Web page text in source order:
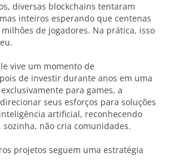
diversas blockchains tentaram
inteiros esperando que centenas
de jogadores. Na prática, isso
vive um momento de
de investir durante anos em uma
para games, a
seus esforços para soluções
artificial, reconhecendo
não cria comunidades.
projetos seguem uma estratégia